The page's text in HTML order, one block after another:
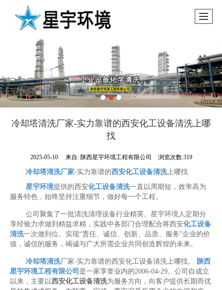
冷却塔清洗厂家-实力靠谱的西安化工设备清洗上哪
找
2025-05-10 来自: 陕西星宇环境工程有限公司 浏览次数:319
冷却塔清洗厂家-实力靠谱的西安化工设备清洗上哪找
星宇环境提供的西安化工设备清洗一直以周期短，效率高为
服务特色，始终坚持注重细节，做好每一个工程。
公司聚集了一批清洗清理设备行业精英。星宇环境人定期分
享经验力求做到精益求精，实践中各部门合理配合将西安化工设备
清洗一次做到位。实现“责任、诚信、创新、品质、服务”企业的价
值，诚信的服务，竭诚与广大所需企业共同创造辉煌的未来。
冷却塔清洗厂家-实力靠谱的西安化工设备清洗上哪找。
陕西
星宇环境工程有限公司 是一家享誉业内的2006-04-29。公司自成立
以来，主要以西安化工设备清洗为服务方向，向客户提供长期而优